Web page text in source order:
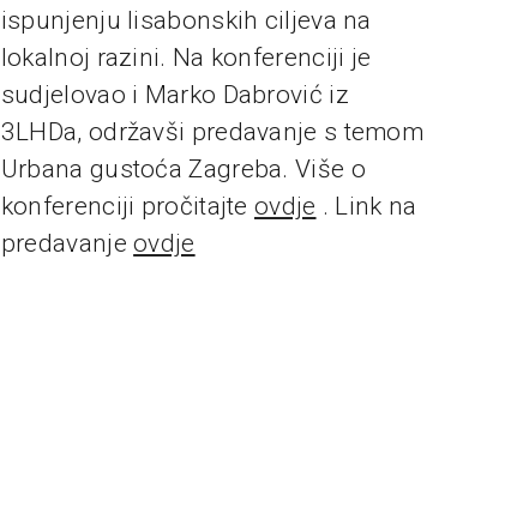
ispunjenju lisabonskih ciljeva na
lokalnoj razini. Na konferenciji je
sudjelovao i Marko Dabrović iz
3LHDa, održavši predavanje s temom
Urbana gustoća Zagreba. Više o
konferenciji pročitajteovdje . Link na
predavanjeovdje